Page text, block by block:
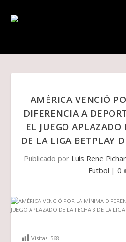
AMÉRICA VENCIÓ
DIFERENCIA A
EL JUEGO APLAZADO
DE LA LIGA BETPLAY
Publicado por Luis Rene
Futbol | 0
Visitas: 568